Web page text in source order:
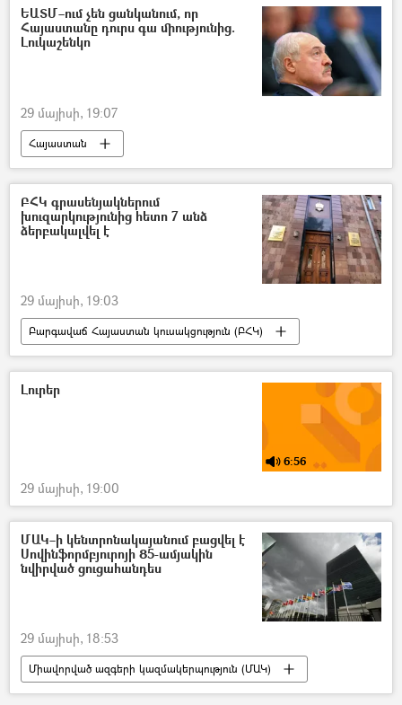
ՀՀ ՄԻՊ
ԵԱՏՄ–ում չեն ցանկանում, որ
Հայաստանը դուրս գա միությունից.
Լուկաշենկո
29 մայիսի, 19:07
Հայաստան
Եվրասիական տնտեսական միություն (ԵԱՏՄ)
Ալեքսանդր Լուկաշենկո
Ռուսաստան
Վլադիմիր Պուտին
ԲՀԿ գրասենյակներում
խուզարկությունից հետո 7 անձ
ձերբակալվել է
29 մայիսի, 19:03
Բարգավաճ Հայաստան կուսակցություն (ԲՀԿ)
խուզարկություն
Ձերբակալություն
Հակակոռուպցիոն կոմիտե
Լուրեր
6:56
29 մայիսի, 19:00
ՄԱԿ–ի կենտրոնակայանում բացվել է
Սովինֆորմբյուրոյի 85-ամյակին
նվիրված ցուցահանդես
29 մայիսի, 18:53
Միավորված ազգերի կազմակերպություն (ՄԱԿ)
Ցուցահանդես
«Ռոսիա սեգոդնյա» ՄՏԳ